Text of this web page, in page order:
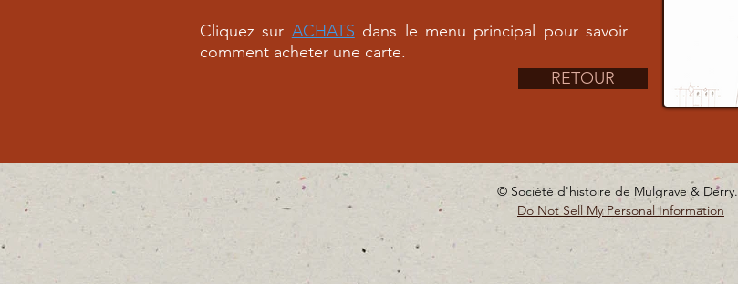
Cliquez sur ACHATS dans le menu principal pour savoir
comment acheter une carte.
RETOUR
© Société d'histoire de Mulgrave & Derry.
Do Not Sell My Personal Information